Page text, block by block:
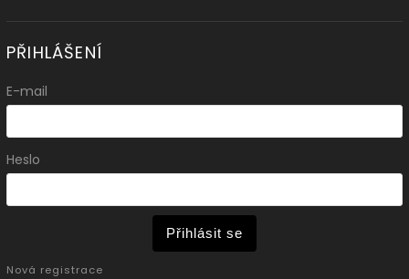
PŘIHLÁŠENÍ
E-mail
Heslo
Přihlásit se
Nová registrace